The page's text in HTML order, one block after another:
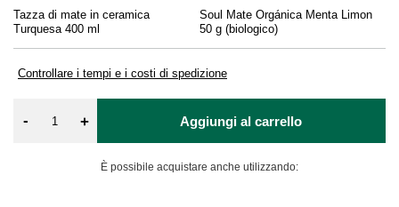
Tazza di mate in ceramica
Turquesa 400 ml
Soul Mate Orgánica Menta Limon
50 g (biologico)
Controllare i tempi e i costi di spedizione
- + Aggiungi al carrello
È possibile acquistare anche utilizzando: